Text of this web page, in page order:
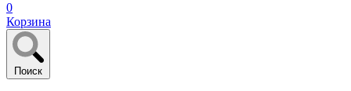
0
Корзина
Поиск